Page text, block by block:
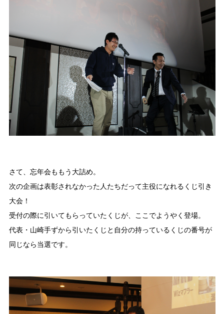
さて、忘年会ももう大詰め。
次の企画は表彰されなかった人たちだって主役になれるくじ引き
大会！
受付の際に引いてもらっていたくじが、ここでようやく登場。
代表・山崎手ずから引いたくじと自分の持っているくじの番号が
同じなら当選です。